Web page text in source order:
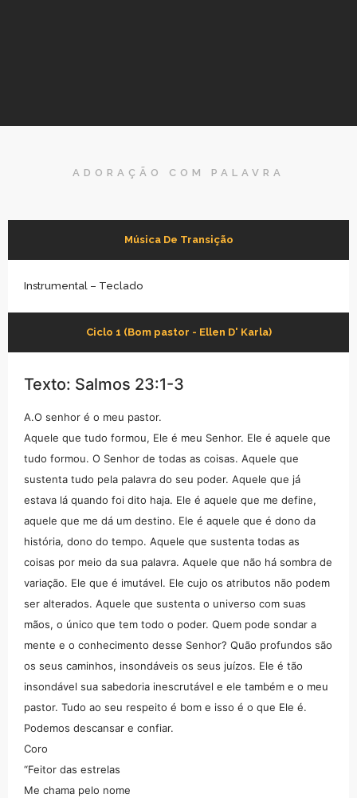
ADORAÇÃO COM PALAVRA
Música De Transição
Instrumental – Teclado
Ciclo 1 (Bom pastor - Ellen D' Karla)
Texto: Salmos 23:1-3
A.O senhor é o meu pastor.
Aquele que tudo formou, Ele é meu Senhor. Ele é aquele que
tudo formou. O Senhor de todas as coisas. Aquele que
sustenta tudo pela palavra do seu poder. Aquele que já
estava lá quando foi dito haja. Ele é aquele que me define,
aquele que me dá um destino. Ele é aquele que é dono da
história, dono do tempo. Aquele que sustenta todas as
coisas por meio da sua palavra. Aquele que não há sombra de
variação. Ele que é imutável. Ele cujo os atributos não podem
ser alterados. Aquele que sustenta o universo com suas
mãos, o único que tem todo o poder. Quem pode sondar a
mente e o conhecimento desse Senhor? Quão profundos são
os seus caminhos, insondáveis os seus juízos. Ele é tão
insondável sua sabedoria inescrutável e ele também e o meu
pastor. Tudo ao seu respeito é bom e isso é o que Ele é.
Podemos descansar e confiar.
Coro
“Feitor das estrelas
Me chama pelo nome